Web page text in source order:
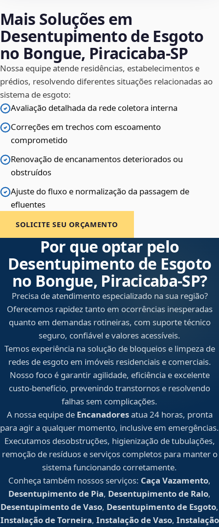
Mais Soluções em
Desentupimento de Esgoto
no Bongue, Piracicaba‑SP
Nossa equipe atende residências, estabelecimentos e
prédios, resolvendo diferentes situações relacionadas ao
sistema de esgoto:
Avaliação detalhada da rede coletora interna
Correções em trechos com escoamento
comprometido
Renovação de encanamentos deteriorados ou
obstruídos
Ajuste do fluxo e normalização da passagem de
efluentes
SOLICITE SEU ORÇAMENTO
Por que optar pelo
Desentupimento de Esgoto
no Bongue, Piracicaba‑SP?
Precisa de atendimento especializado na sua região?
Oferecemos rapidez tanto em ocorrências inesperadas
quanto em demandas rotineiras, com suporte técnico
seguro, confiável e valores acessíveis.
Temos experiência na solução de bloqueios e limpeza de
redes de esgoto em imóveis residenciais e comerciais.
Nosso foco é garantir agilidade, eficiência e excelente
custo-benefício, prevenindo transtornos e resolvendo
falhas sem complicações.
A nossa equipe de Encanadoresatua 24 horas, pronta
para agir a qualquer momento, inclusive em emergências.
Executamos desobstruções, higienização de tubulações,
remoção de resíduos e serviços completos para manter o
sistema funcionando corretamente.
Conheça também nossos serviços: Caça Vazamento,
Desentupimento de Pia, Desentupimento de Ralo,
Desentupimento de Vaso, Desentupimento de Esgoto,
Instalação de Torneira, Instalação de Vaso, Instalação